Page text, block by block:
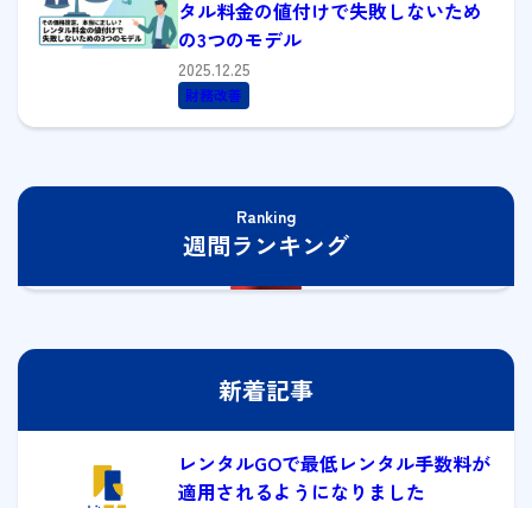
タル料金の値付けで失敗しないため
の3つのモデル
2025.12.25
財務改善
Ranking
週間ランキング
新着記事
レンタルGOで最低レンタル手数料が
適用されるようになりました